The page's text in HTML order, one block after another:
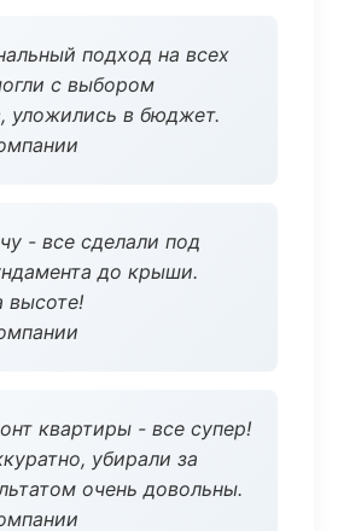
подход на всех
с выбором
уложились в бюджет.
- все сделали под
до крыши.
высоте!
квартиры - все супер!
убирали за
очень довольны.